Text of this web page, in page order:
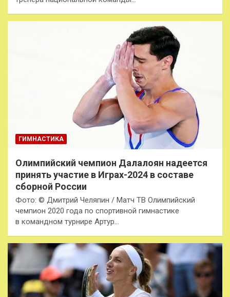
ГИМНАСТИКА
Олимпийский чемпион Далалоян надеется
принять участие в Играх-2024 в составе
сборной России
Фото: © Дмитрий Челяпин / Матч ТВ Олимпийский
чемпион 2020 года по спортивной гимнастике
в командном турнире Артур…